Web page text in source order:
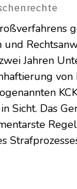
und
Jahren
Sicht. Das